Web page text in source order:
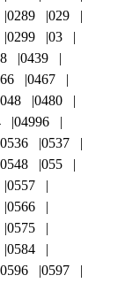
0289
029
0299
03
0439
0467
048
0480
04996
0536
0537
0548
055
0557
0566
0575
0584
0596
0597